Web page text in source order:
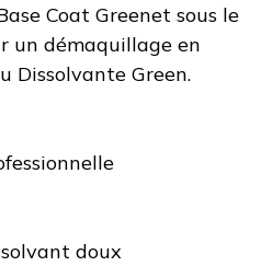
Coat Greenet sous le
un démaquillage en
Dissolvante Green.
doux